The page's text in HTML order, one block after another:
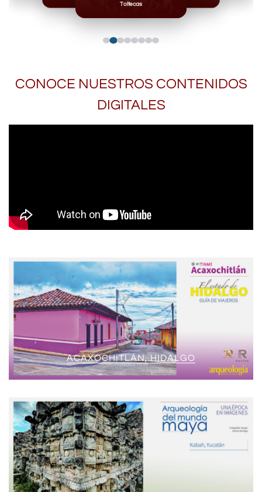
Toltecas
CONOCE NUESTROS CONTENIDOS
DIGITALES
ACAXOCHITLÁN, HIDALGO